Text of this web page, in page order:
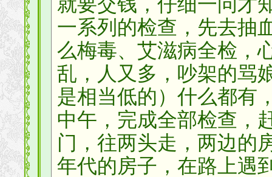
一系列的检查，先去抽
么梅毒、艾滋病全检，
乱，人又多，吵架的骂
是相当低的）什么都有
中午，完成全部检查，
门，往两头走，两边的
年代的房子，在路上遇